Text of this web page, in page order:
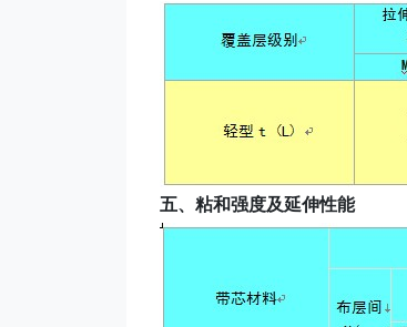
五、粘和强度及延伸性能